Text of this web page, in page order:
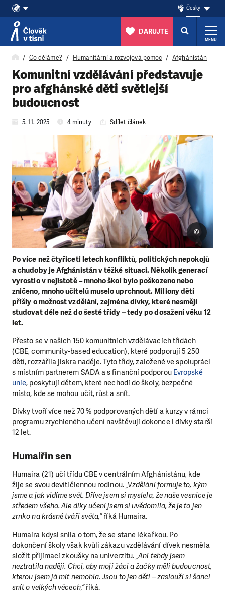
Přeskočit na obsah
Česky
DARUJTE
MENU
Co děláme? Humanitární a rozvojová pomoc Afghánistán
Komunitní vzdělávání představuje
pro afghánské děti světlejší
budoucnost
5. 11. 2025 4 minuty Sdílet článek
Po více než čtyřiceti letech konfliktů, politických nepokojů
a chudoby je Afghánistán v těžké situaci. Několik generací
vyrostlo v nejistotě – mnoho škol bylo poškozeno nebo
zničeno, mnoho učitelů muselo uprchnout. Miliony dětí
přišly o možnost vzdělání, zejména dívky, které nesmějí
studovat déle než do šesté třídy – tedy po dosažení věku 12
let.
©
Přesto se v našich 150 komunitních vzdělávacích třídách
(CBE, community-based education), které podporují 5 250
dětí, rozzářila jiskra naděje. Tyto třídy, založené ve spolupráci
s místním partnerem SADA a s finanční podporou Evropské
unie, poskytují dětem, které nechodí do školy, bezpečné
místo, kde se mohou učit, růst a snít.
Dívky tvoří více než 70 % podporovaných dětí a kurzy v rámci
programu zrychleného učení navštěvují dokonce i dívky starší
12 let.
Humaiřin sen
Humaira (21) učí třídu CBE v centrálním Afghánistánu, kde
žije se svou devítičlennou rodinou.„Vzdělání formuje to, kým
jsme a jak vidíme svět. Dříve jsem si myslela, že naše vesnice je
středem všeho. Ale díky učení jsem si uvědomila, že je to jen
zrnko na krásné tváři světa,“říká Humaira.
Humaira kdysi snila o tom, že se stane lékařkou. Po
dokončení školy však kvůli zákazu vzdělávání dívek nesměla
složit přijímací zkoušky na univerzitu.„Ani tehdy jsem
neztratila naději. Chci, aby moji žáci a žačky měli budoucnost,
kterou jsem já mít nemohla. Jsou to jen děti – zaslouží si šanci
snít o velkých věcech,“říká.